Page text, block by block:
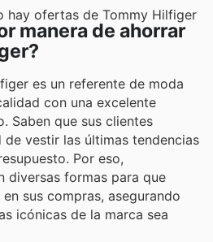
hay ofertas de Tommy Hilfiger
manera de ahorrar
es un referente de moda
con una excelente
Saben que sus clientes
vestir las últimas tendencias
Por eso,
diversas formas para que
sus compras, asegurando
icónicas de la marca sea